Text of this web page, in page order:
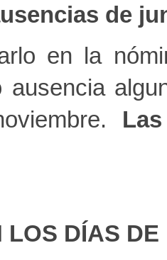
de
en la
ausencia
LOS DÍAS